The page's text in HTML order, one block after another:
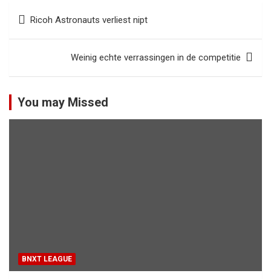
Ricoh Astronauts verliest nipt
Weinig echte verrassingen in de competitie
You may Missed
BNXT LEAGUE